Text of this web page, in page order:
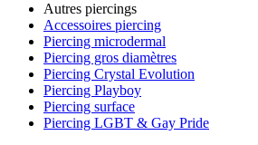
Autres piercings
Accessoires piercing
Piercing microdermal
Piercing gros diamètres
Piercing Crystal Evolution
Piercing Playboy
Piercing surface
Piercing LGBT & Gay Pride